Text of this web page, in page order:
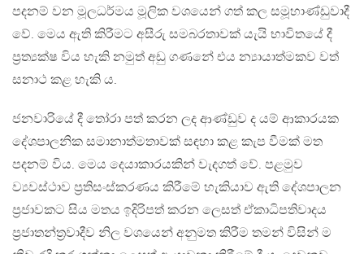
පදනම් වන මූලධර්මය මූලික වශයෙන් ගත් කල සමූහාණ්ඩුවාදී
වේ. මෙය ඇති කිරීමට අසීරු සමබරතාවක් යැයි භාවිතයේ දී
ප‍්‍රත්‍යක්ෂ විය හැකි නමුත් අඩු ගණනේ එය න්‍යායාත්මකව වත්
සනාථ කළ හැකි ය.
ජනවාරියේ දී තෝරා පත් කරන ලද ආණ්ඩුව ද යම් ආකාරයක
දේශපාලනික සමානාත්මතාවක් සඳහා කළ කැප වීමක් මත
පදනම් විය. මෙය දෙයාකාරයකින් වැදගත් වේ. පළමුව
ව්‍යවස්ථාව ප‍්‍රතිසංස්කරණය කිරීමේ හැකියාව ඇති දේශපාලන
ප‍්‍රජාවකට සිය මතය ඉදිරිපත් කරන ලෙසත් ඒකාධිපතිවාදය
ප‍්‍රජාතන්ත‍්‍රවාදීව නිල වශයෙන් අනුමත කිරීම තමන් විසින් ම